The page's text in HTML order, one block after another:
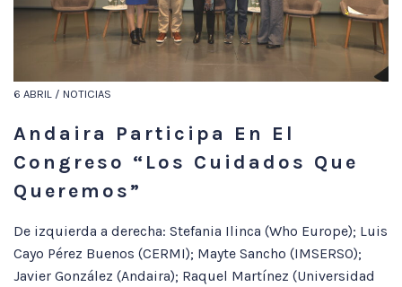
6 ABRIL / NOTICIAS
Andaira Participa En El
Congreso “Los Cuidados Que
Queremos”
De izquierda a derecha: Stefania Ilinca (Who Europe); Luis
Cayo Pérez Buenos (CERMI); Mayte Sancho (IMSERSO);
Javier González (Andaira); Raquel Martínez (Universidad